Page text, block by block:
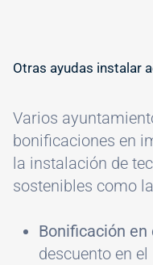
Otras ayudas instalar
Varios
bonificaciones en
la instalación de
sostenibles como
Bonificación en
descuento en